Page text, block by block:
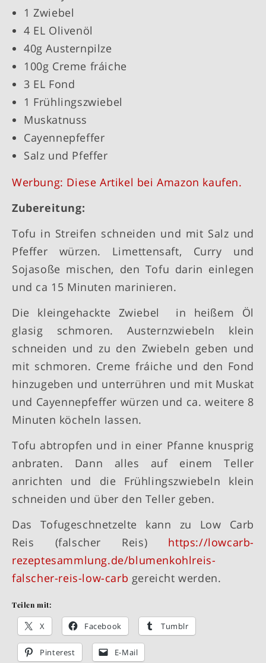
1 Zwiebel
4 EL Olivenöl
40g Austernpilze
100g Creme fráiche
3 EL Fond
1 Frühlingszwiebel
Muskatnuss
Cayennepfeffer
Salz und Pfeffer
Werbung: Diese Artikel bei Amazon kaufen.
Zubereitung:
Tofu in Streifen schneiden und mit Salz und
Pfeffer würzen. Limettensaft, Curry und
Sojasoße mischen, den Tofu darin einlegen
und ca 15 Minuten marinieren.
Die kleingehackte Zwiebel in heißem Öl
glasig schmoren. Austernzwiebeln klein
schneiden und zu den Zwiebeln geben und
mit schmoren. Creme fráiche und den Fond
hinzugeben und unterrühren und mit Muskat
und Cayennepfeffer würzen und ca. weitere 8
Minuten köcheln lassen.
Tofu abtropfen und in einer Pfanne knusprig
anbraten. Dann alles auf einem Teller
anrichten und die Frühlingszwiebeln klein
schneiden und über den Teller geben.
Das Tofugeschnetzelte kann zu Low Carb
Reis (falscher Reis) https://lowcarb-
rezeptesammlung.de/blumenkohlreis-
falscher-reis-low-carb gereicht werden.
Teilen mit:
X Facebook Tumblr
Pinterest E-Mail